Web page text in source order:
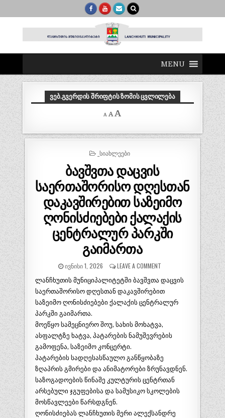
MENU
ᲕᲔᲑ.ᲒᲕᲔᲠᲓᲘᲡ ᲨᲠᲘᲤᲢᲘᲡ ᲖᲝᲛᲘᲡ ᲪᲕᲚᲘᲚᲔᲑᲐ
A
Decrease
font
A Reset
A
size.
POSTED
_ᲡᲘᲐᲮᲚᲔᲔᲑᲘ
ბავშვთა დაცვის
საერთაშორისო დღესთან
დაკავშირებით საზეიმო
ღონისძიებები ქალაქის
ცენტრალურ პარკში
გაიმართა
ᲘᲕᲜᲘᲡᲘ 1, 2026 LEAVE A COMMENT
ლანჩხუთის მუნიციპალიტეტში ბავშვთა დაცვის
საერთაშორისო დღესთან დაკავშირებით
საზეიმო ღონისძიებები ქალაქის ცენტრალურ
პარკში გაიმართა.
მოეწყო სამეცნიერო შოუ, სახის მოხატვა,
ასფალტზე ხატვა, პატარების ნამუშევრების
გამოფენა, საზეიმო კონცერტი.
პატარების სადღესასწაულო განწყობაზე
ზღაპრის გმირები და ანიმატორები ზრუნავდნენ.
საზოგადოების წინაშე კულტურის ცენტრთან
არსებული ჯგუფებისა და სამუსიკო სკოლების
მოსწავლეები წარსდგნენ.
ღონისძიებას ლანჩხუთის მერი ალექსანდრე